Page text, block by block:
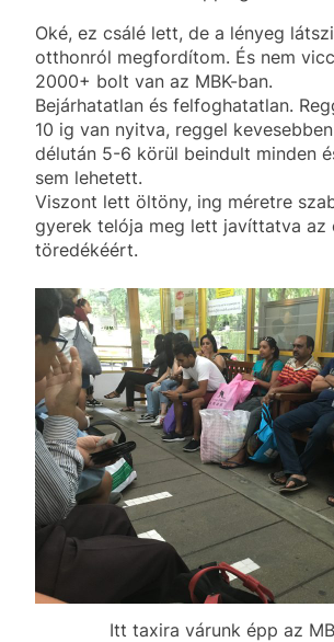
Oké, ez csálé lett, de a lényeg
otthonról megfordítom. És nem
2000+ bolt van az MBK-ban.
Bejárhatatlan és felfoghatatlan.
10 ig van nyitva, reggel
délután 5-6 körül beindult minden
sem lehetett.
Viszont lett öltöny, ing méretre
gyerek telója meg lett javíttatva az
töredékéért.
Itt taxira várunk épp az